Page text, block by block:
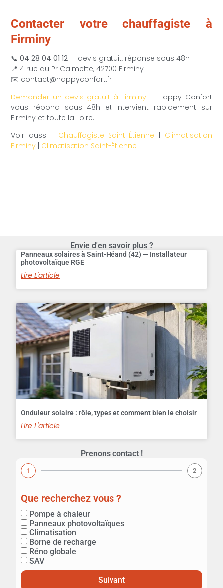
Contacter votre chauffagiste à
Firminy
📞04 28 04 01 12 — devis gratuit, réponse sous 48h
📍 4 rue du Pr Calmette, 42700 Firminy
✉️ contact@happyconfort.fr
Demander un devis gratuit à Firminy— Happy Confort
vous répond sous 48h et intervient rapidement sur
Firminy et toute la Loire.
Voir aussi : Chauffagiste Saint-Étienne
Climatisation
Firminy Climatisation Saint-Étienne
Envie d'en savoir plus ?
Panneaux solaires à Saint-Héand (42) — Installateur
photovoltaïque RGE
Lire L'article
Onduleur solaire : rôle, types et comment bien le choisir
Lire L'article
Prenons contact !
1 2
Que recherchez vous ?
Pompe à chaleur
Panneaux photovoltaïques
Climatisation
Borne de recharge
Réno globale
SAV
Suivant
💬 Xavier - Happy Confort
Répond en quelques secondes
Bonjour ! Je suis Xavier. Comment
puis-je vous aider aujourd'hui ? 😊